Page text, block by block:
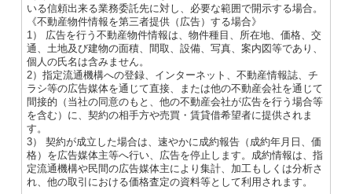
いる信頼出来る業務委託先に対し、必要な範囲で開示する場合。
《不動産物件情報を第三者提供（広告）する場合》
1） 広告を行う不動産物件情報は、物件種目、所在地、価格、交
通、土地及び建物の面積、間取、設備、写真、案内図等であり、
個人の氏名は含みません。
2）指定流通機構への登録、インターネット、不動産情報誌、チ
ラシ等の広告媒体を通じて直接、または他の不動産会社を通じて
間接的（当社の同意のもと、他の不動産会社が広告を行う場合等
を含む）に、契約の相手方や売買・賃貸借希望者に提供されま
す。
3） 契約が成立した場合は、速やかに成約報告（成約年月日、価
格）を広告媒体主等へ行い、広告を停止します。成約情報は、指
定流通機構や民間の広告媒体主により集計、加工もしくは分析さ
れ、他の取引における価格査定の資料等として利用されます。